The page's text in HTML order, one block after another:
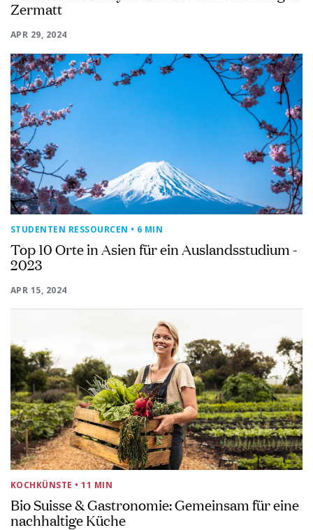
Zermatt
APR 29, 2024
STUDENTEN RESSOURCEN • 6 MIN
Top 10 Orte in Asien für ein Auslandsstudium -
2023
APR 15, 2024
KOCHKÜNSTE • 11 MIN
Bio Suisse & Gastronomie: Gemeinsam für eine
nachhaltige Küche